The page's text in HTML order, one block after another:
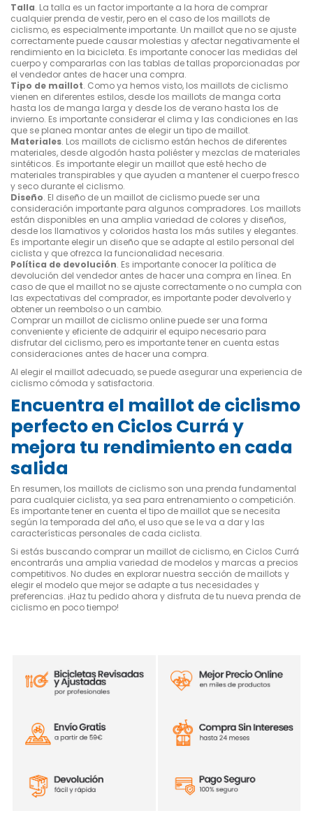
Talla. La talla es un factor importante a la hora de comprar
cualquier prenda de vestir, pero en el caso de los maillots de
ciclismo, es especialmente importante. Un maillot que no se ajuste
correctamente puede causar molestias y afectar negativamente el
rendimiento en la bicicleta. Es importante conocer las medidas del
cuerpo y compararlas con las tablas de tallas proporcionadas por
el vendedor antes de hacer una compra.
Tipo de maillot. Como ya hemos visto, los maillots de ciclismo
vienen en diferentes estilos, desde los maillots de manga corta
hasta los de manga larga y desde los de verano hasta los de
invierno. Es importante considerar el clima y las condiciones en las
que se planea montar antes de elegir un tipo de maillot.
Materiales. Los maillots de ciclismo están hechos de diferentes
materiales, desde algodón hasta poliéster y mezclas de materiales
sintéticos. Es importante elegir un maillot que esté hecho de
materiales transpirables y que ayuden a mantener el cuerpo fresco
y seco durante el ciclismo.
Diseño. El diseño de un maillot de ciclismo puede ser una
consideración importante para algunos compradores. Los maillots
están disponibles en una amplia variedad de colores y diseños,
desde los llamativos y coloridos hasta los más sutiles y elegantes.
Es importante elegir un diseño que se adapte al estilo personal del
ciclista y que ofrezca la funcionalidad necesaria.
Política de devolución. Es importante conocer la política de
devolución del vendedor antes de hacer una compra en línea. En
caso de que el maillot no se ajuste correctamente o no cumpla con
las expectativas del comprador, es importante poder devolverlo y
obtener un reembolso o un cambio.
Comprar un maillot de ciclismo online puede ser una forma
conveniente y eficiente de adquirir el equipo necesario para
disfrutar del ciclismo, pero es importante tener en cuenta estas
consideraciones antes de hacer una compra.
Al elegir el maillot adecuado, se puede asegurar una experiencia de
ciclismo cómoda y satisfactoria.
Encuentra el maillot de ciclismo
perfecto en Ciclos Currá y
mejora tu rendimiento en cada
salida
En resumen, los maillots de ciclismo son una prenda fundamental
para cualquier ciclista, ya sea para entrenamiento o competición.
Es importante tener en cuenta el tipo de maillot que se necesita
según la temporada del año, el uso que se le va a dar y las
características personales de cada ciclista.
Si estás buscando comprar un maillot de ciclismo, en Ciclos Currá
encontrarás una amplia variedad de modelos y marcas a precios
competitivos. No dudes en explorar nuestra sección de maillots y
elegir el modelo que mejor se adapte a tus necesidades y
preferencias. ¡Haz tu pedido ahora y disfruta de tu nueva prenda de
ciclismo en poco tiempo!